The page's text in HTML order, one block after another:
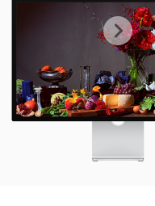
上
一
张
图
下
一
张
图